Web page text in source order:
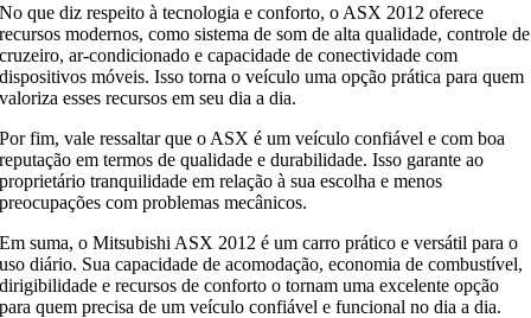
No que diz respeito à tecnologia e conforto, o ASX 2012 oferece
recursos modernos, como sistema de som de alta qualidade, controle de
cruzeiro, ar-condicionado e capacidade de conectividade com
dispositivos móveis. Isso torna o veículo uma opção prática para quem
valoriza esses recursos em seu dia a dia.
Por fim, vale ressaltar que o ASX é um veículo confiável e com boa
reputação em termos de qualidade e durabilidade. Isso garante ao
proprietário tranquilidade em relação à sua escolha e menos
preocupações com problemas mecânicos.
Em suma, o Mitsubishi ASX 2012 é um carro prático e versátil para o
uso diário. Sua capacidade de acomodação, economia de combustível,
dirigibilidade e recursos de conforto o tornam uma excelente opção
para quem precisa de um veículo confiável e funcional no dia a dia.